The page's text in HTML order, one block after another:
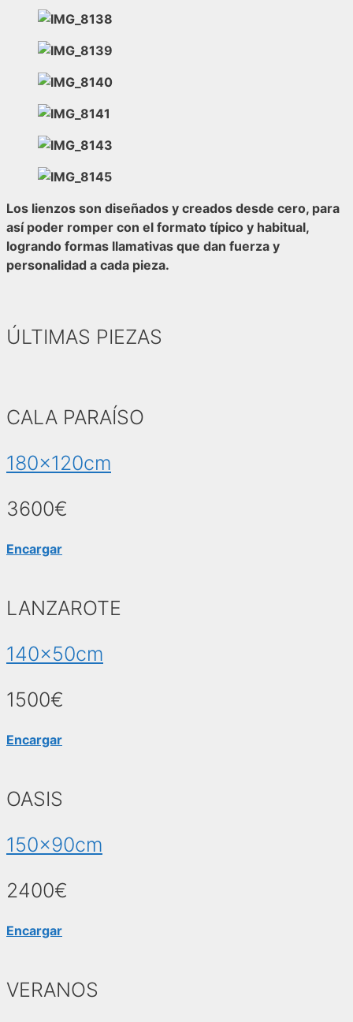
Los lienzos son diseñados y creados desde cero, para
así poder romper con el formato típico y habitual,
logrando formas llamativas que dan fuerza y
personalidad a cada pieza.
ÚLTIMAS PIEZAS
CALA PARAÍSO
180x120cm
3600€
Encargar
LANZAROTE
140x50cm
1500€
Encargar
OASIS
150x90cm
2400€
Encargar
VERANOS